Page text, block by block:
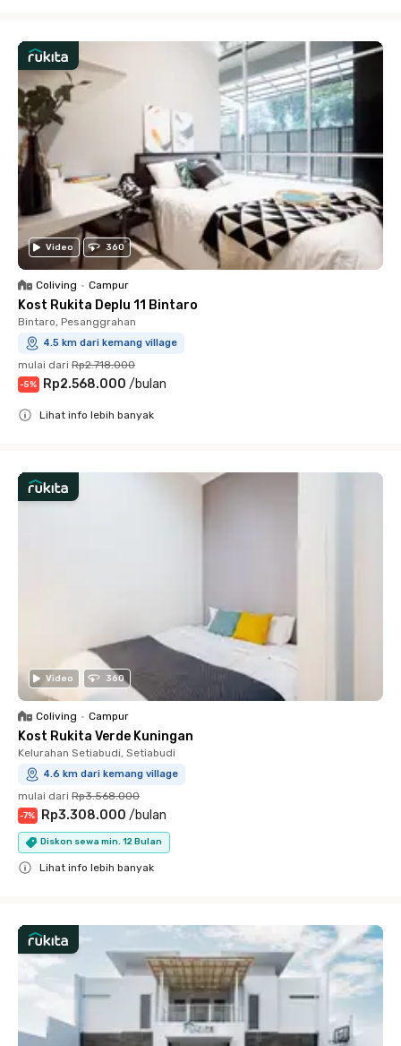
Video 360
Coliving • Campur
Kost Rukita Deplu 11 Bintaro
Bintaro, Pesanggrahan
4.5 km dari kemang village
mulai dari Rp2.718.000
-5% Rp2.568.000 /bulan
Lihat info lebih banyak
Video 360
Coliving • Campur
Kost Rukita Verde Kuningan
Kelurahan Setiabudi, Setiabudi
4.6 km dari kemang village
mulai dari Rp3.568.000
-7% Rp3.308.000 /bulan
Diskon sewa min. 12 Bulan
Lihat info lebih banyak